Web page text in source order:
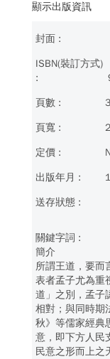
顯示出版資訊
簡介
所謂王道，要而
表者孟子尤為重
道」之別，孟子
相對；與同時期
秋》等儒家經典
意，即下方人民
民意之形而上之